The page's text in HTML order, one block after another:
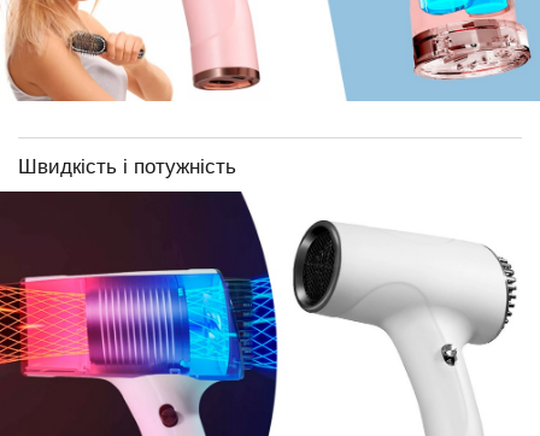
Швидкість і потужність